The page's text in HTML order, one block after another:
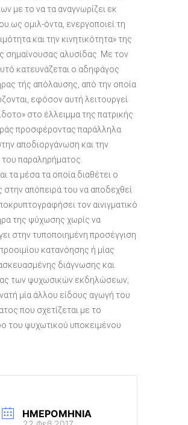
με το να τα αναγνωρίζει εκ
ως ομιλ-όντα, ενεργοποιεί τη
και την κινητικότητα» της
σημαίνουσας αλυσίδας. Με τον
κατευνάζεται ο αδηφάγος
τής απόλαυσης, από την οποία
εφόσον αυτή λειτουργεί
στο έλλειμμα της πατρικής
προσφέροντας παράλληλα
αποδιοργάνωση και την
παραληρήματος.
τα μέσα τα οποία διαθέτει ο
στην απόπειρά του να αποδεχθεί
τον αινιγματικό
της ψύχωσης χωρίς να
στην τυποποιημένη προσέγγιση
κατανόησης ή μίας
διάγνωσης και
των ψυχωσικών εκδηλώσεων;
μία άλλου είδους αγωγή του
που σχετίζεται με το
του ψυχωτικού υποκειμένου
ΗΜΕΡΟΜΗΝΊΑ